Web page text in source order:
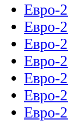
Евро-
Евро-
Евро-
Евро-
Евро-
Евро-
Евро-